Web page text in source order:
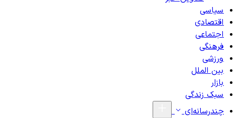
سیاسی
اقتصادی
اجتماعی
فرهنگی
ورزشی
بین الملل
بازار
سبک زندگی
چندرسانه‌ای